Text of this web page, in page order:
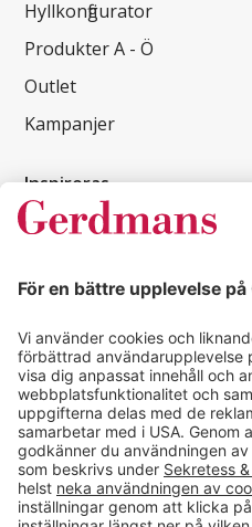
Hyllkonfigurator
Produkter A - Ö
Outlet
Kampanjer
Inspireras
Kundcase
Läsvärt
Kontakt
info@gerdmans.se
0433-740 80
Kundservice öppettider